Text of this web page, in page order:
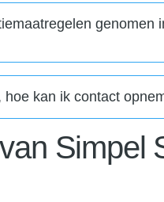
genomen
hoe kan ik contact
Simpel